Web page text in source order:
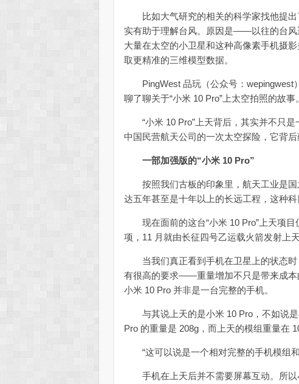
比如大气研究的相关的科学家找他提出
实有助于理解台风。原因是——以往的台风
大量在太空的小卫星和这种高像素手机摄
取更精准的三维模型数据。
PingWest 品玩（公众号：wepingwest
聊了聊关于“小米 10 Pro”上太空拍照的故事。
“小米 10 Pro”上天背后，其实并不只是
中国民营航天公司的一次太空探险，它背后
一部加强版的“小米 10 Pro”
按照我们古板的印象里，航天工业是国
达五年甚至是十年以上的长远工程，这种科
现在面前的这台“小米 10 Pro”上天项目
项，11 月就由长征四号乙运载火箭发射上
当我们真正看到手机在卫星上的状态时
有很高的要求——重量增加不只是带来成本
小米 10 Pro 并非是一台完整的手机。
与其说上天的是小米 10 Pro，不如说是
Pro 的重量是 208g，而上天的模组重量在
“这可以说是一个相对完整的手机模组和
手机在上天后并不需要屏幕互动。所以